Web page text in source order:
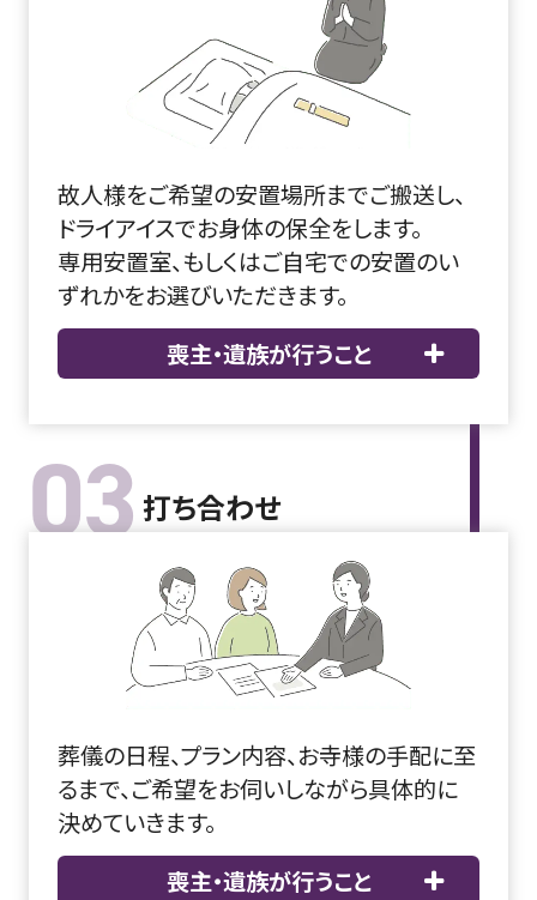
故人様をご希望の安置場所までご搬送し、
ドライアイスでお身体の保全をします。
専用安置室、もしくはご自宅での安置のい
ずれかをお選びいただきます。
喪主・遺族が行うこと
03 打ち合わせ
葬儀の日程、プラン内容、お寺様の手配に至
るまで、ご希望をお伺いしながら具体的に
決めていきます。
喪主・遺族が行うこと